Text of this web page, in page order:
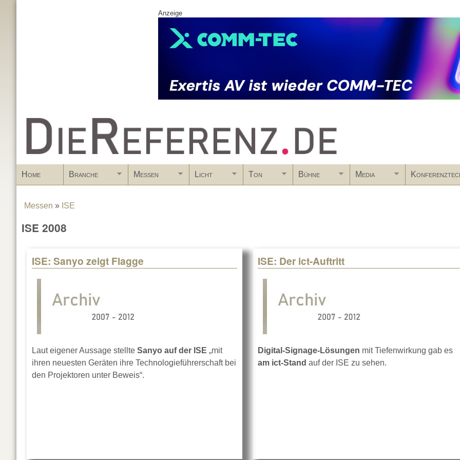
Anzeige
www.DieReferenz.de
Home Branche Messen Licht Ton Bühne Media
You are here
Messen » ISE
ISE 2008
ISE: Sanyo zeigt Flagge
Laut eigener Aussage stellte Sanyo auf der ISE „mit
ihren neuesten Geräten ihre Technologieführerschaft bei
den Projektoren unter Beweis“.
ISE: Der ict-Auftritt
Digital-Signage-Lösungen mit Tiefenwirkung gab es
am ict-Stand auf der ISE zu sehen.